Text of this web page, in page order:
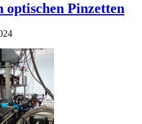
Pinzetten